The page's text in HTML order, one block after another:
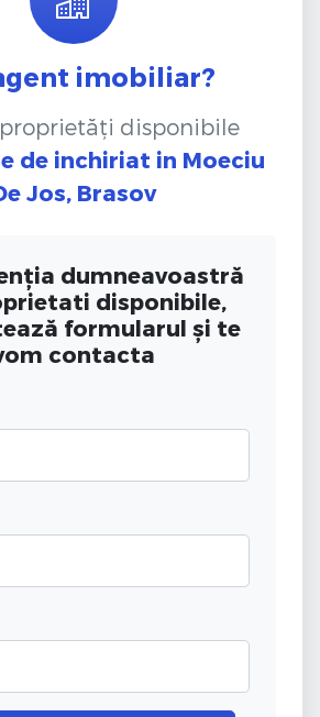
imobiliar?
disponibile
de inchiriat in Moeciu
Jos, Brasov
dumneavoastră
disponibile,
formularul și te
contacta